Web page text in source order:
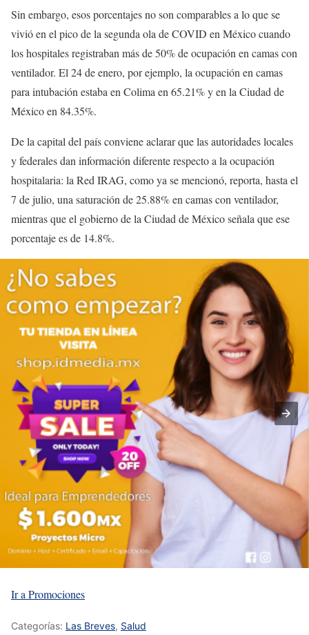
Sin embargo, esos porcentajes no son comparables a lo que se
vivió en el pico de la segunda ola de COVID en México cuando
los hospitales registraban más de 50% de ocupación en camas con
ventilador. El 24 de enero, por ejemplo, la ocupación en camas
para intubación estaba en Colima en 65.21% y en la Ciudad de
México en 84.35%.
De la capital del país conviene aclarar que las autoridades locales
y federales dan información diferente respecto a la ocupación
hospitalaria: la Red IRAG, como ya se mencionó, reporta, hasta el
7 de julio, una saturación de 25.88% en camas con ventilador,
mientras que el gobierno de la Ciudad de México señala que ese
porcentaje es de 14.8%.
Ir a Promociones
Categorías: Las Breves, Salud